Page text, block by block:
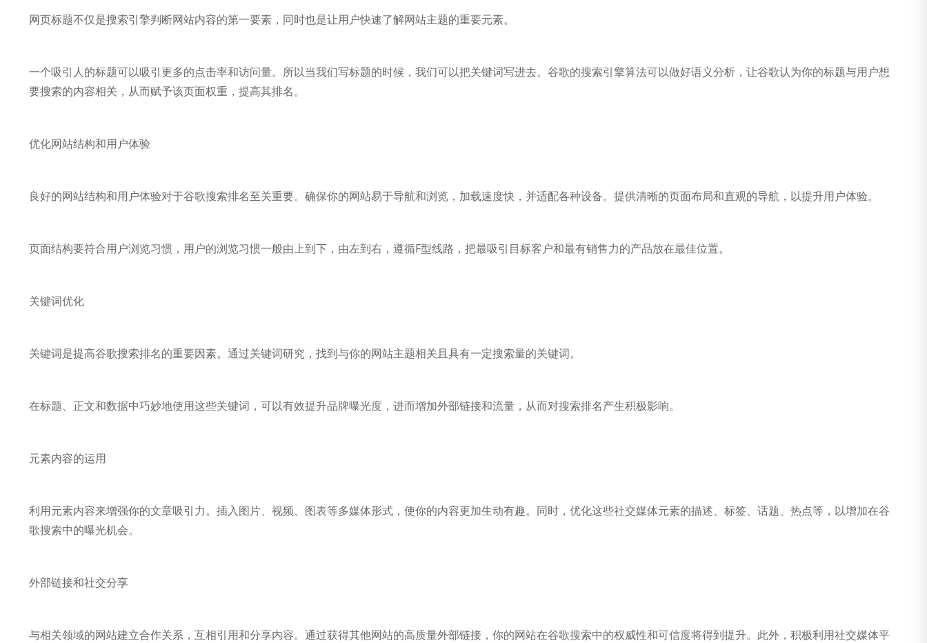
网页标题不仅是搜索引擎判断网站内容的第一要素，同时也是让用户快速了解网站主题的重要元素。
一个吸引人的标题可以吸引更多的点击率和访问量。所以当我们写标题的时候，我们可以把关键词写进去。谷歌的搜索引擎算法可以做好语义分析，让谷歌认为你的标题与用户想
要搜索的内容相关，从而赋予该页面权重，提高其排名。
优化网站结构和用户体验
良好的网站结构和用户体验对于谷歌搜索排名至关重要。确保你的网站易于导航和浏览，加载速度快，并适配各种设备。提供清晰的页面布局和直观的导航，以提升用户体验。
页面结构要符合用户浏览习惯，用户的浏览习惯一般由上到下，由左到右，遵循F型线路，把最吸引目标客户和最有销售力的产品放在最佳位置。
关键词优化
关键词是提高谷歌搜索排名的重要因素。通过关键词研究，找到与你的网站主题相关且具有一定搜索量的关键词。
在标题、正文和数据中巧妙地使用这些关键词，可以有效提升品牌曝光度，进而增加外部链接和流量，从而对搜索排名产生积极影响。
元素内容的运用
利用元素内容来增强你的文章吸引力。插入图片、视频、图表等多媒体形式，使你的内容更加生动有趣。同时，优化这些社交媒体元素的描述、标签、话题、热点等，以增加在谷
歌搜索中的曝光机会。
外部链接和社交分享
与相关领域的网站建立合作关系，互相引用和分享内容。通过获得其他网站的高质量外部链接，你的网站在谷歌搜索中的权威性和可信度将得到提升。此外，积极利用社交媒体平